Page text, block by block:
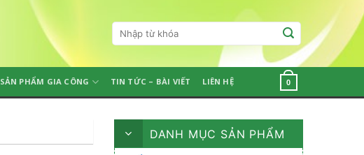
Tìm
kiếm:
SẢN PHẨM GIA CÔNG TIN TỨC – BÀI VIẾT LIÊN HỆ 0
DANH MỤC SẢN PHẨM